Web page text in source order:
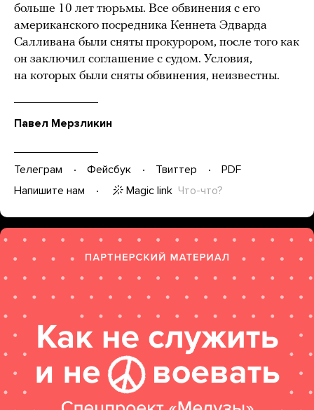
больше 10 лет тюрьмы. Все обвинения с его
американского посредника Кеннета Эдварда
Салливана были сняты прокурором, после того как
он заключил соглашение с судом. Условия,
на которых были сняты обвинения, неизвестны.
Павел Мерзликин
Телеграм Фейсбук Твиттер
PDF
Напишите нам
Magic link Что-что?